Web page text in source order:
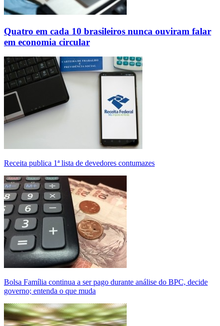
Quatro em cada 10 brasileiros nunca ouviram falar
em economia circular
Receita publica 1ª lista de devedores contumazes
Bolsa Família continua a ser pago durante análise do BPC, decide
governo; entenda o que muda